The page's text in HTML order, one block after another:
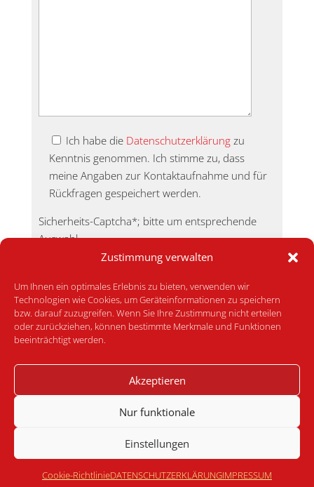
Zustimmung verwalten
Um Ihnen ein optimales Erlebnis zu bieten, verwenden wir
Technologien wie Cookies, um Geräteinformationen zu speichern
bzw. darauf zuzugreifen. Wenn Sie Ihre Zustimmung nicht erteilen
oder zurückziehen, können bestimmte Merkmale und Funktionen
beeinträchtigt werden.
Akzeptieren
Nur funktionale
Einstellungen
Cookie-RichtlinieDATENSCHUTZERKLÄRUNGIMPRESSUM
Ich habe die Datenschutzerklärungzu
Kenntnis genommen. Ich stimme zu, dass
meine Angaben zur Kontaktaufnahme und für
Rückfragen gespeichert werden.
Sicherheits-Captcha*; bitte um entsprechende
Auswahl.
Bitte beweise, dass du kein Spambot bist und
wähle das Symbol Schlüssel .
l
a
14 • 4813 Altmünster am Traunsee • office [AT] forum-
systemaufstellungen.at •Datenschutzerklärung•Impressum•
Sisonke Webdesign•Cookie Einstellungen